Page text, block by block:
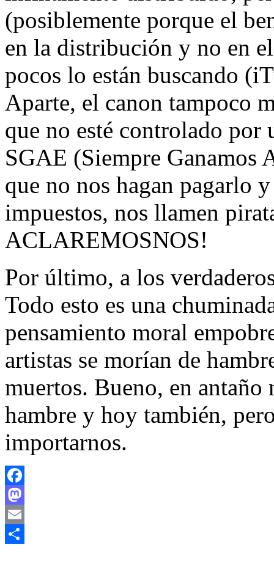
(posiblemente porque el
en la distribución y no en
pocos lo están buscando
Aparte, el canon tampoco
que no esté controlado por
SGAE (Siempre Ganamos
que no nos hagan pagarlo
impuestos, nos llamen
ACLAREMOSNOS!
Por último, a los
Todo esto es una
pensamiento moral
artistas se morían de
muertos. Bueno, en antaño
hambre y hoy también,
importarnos.
Facebook
Mastodon
Email